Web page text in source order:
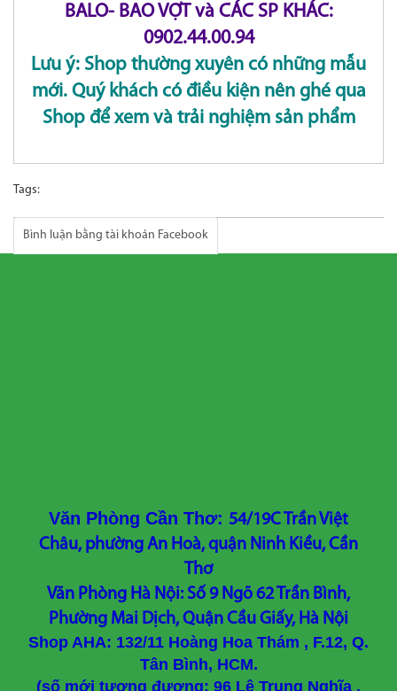
BALO- BAO VỢT và CÁC SP KHÁC:
0902.44.00.94
Lưu ý: Shop thường xuyên có những mẫu
mới. Quý khách có điều kiện nên ghé qua
Shop để xem và trải nghiệm sản phẩm
Tags:
Bình luận bằng tài khoản Facebook
Văn Phòng Cần Thơ: 54/19C Trần Việt
Châu, phường An Hoà, quận Ninh Kiều, Cần
Thơ
Văn Phòng Hà Nội: Số 9 Ngõ 62 Trần Bình,
Phường Mai Dịch, Quận Cầu Giấy, Hà Nội
Shop AHA: 132/11 Hoàng Hoa Thám , F.12, Q.
Tân Bình, HCM.
(số mới tương đương: 96 Lê Trung Nghĩa ,